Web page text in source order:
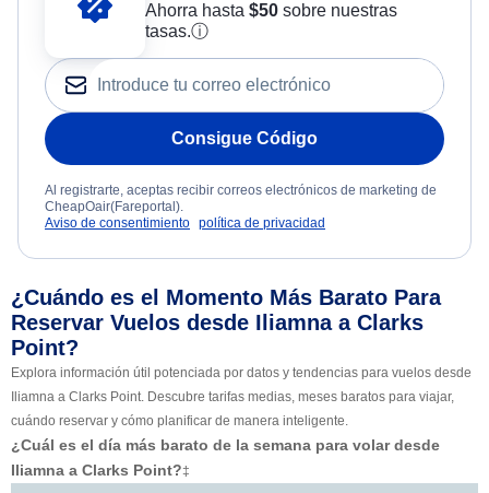
Ahorra hasta $50sobre nuestras
tasas.ⓘ
Consigue Código
Al registrarte, aceptas recibir correos electrónicos de marketing de
CheapOair(Fareportal).
Aviso de consentimiento política de privacidad
¿Cuándo es el Momento Más Barato Para
Reservar Vuelos desde Iliamna a Clarks
Point?
Explora información útil potenciada por datos y tendencias para vuelos desde
Iliamna a Clarks Point. Descubre tarifas medias, meses baratos para viajar,
cuándo reservar y cómo planificar de manera inteligente.
¿Cuál es el día más barato de la semana para volar desde
Iliamna a Clarks Point?‡